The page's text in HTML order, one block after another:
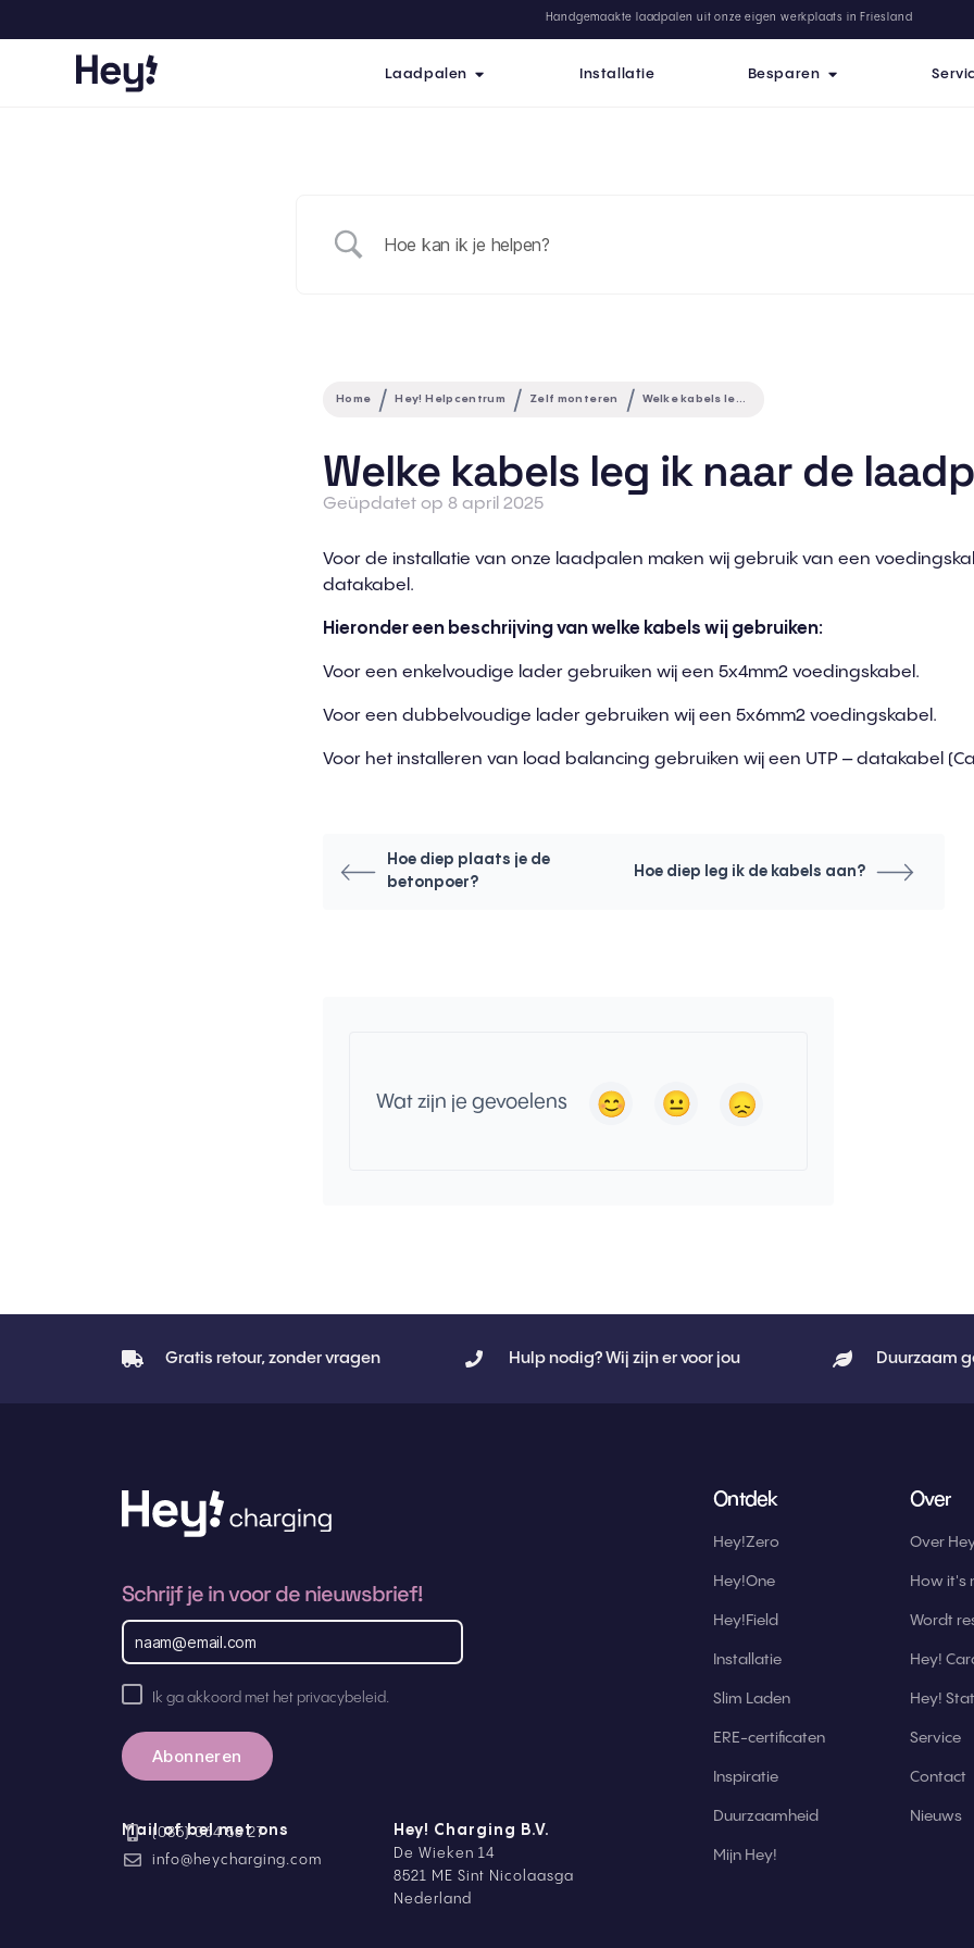
Handgemaakte laadpalen uit onze eigen werkplaats in Friesland
Laadpalen Installatie Besparen
Home Hey! Helpcentrum Zelf monteren Welke kabels leg ik naar de laadpaal?
Welke kabels leg ik naar de
Geüpdatet op 8 april 2025
Voor de installatie van onze laadpalen maken wij gebruik van een
datakabel.
Hieronder een beschrijving van welke kabels wij gebruiken:
Voor een enkelvoudige lader gebruiken wij een 5x4mm2 voedingskabel.
Voor een dubbelvoudige lader gebruiken wij een 5x6mm2 voedingskabel.
Voor het installeren van load balancing gebruiken wij een UTP – datakabel
Hoe diep plaats je de
betonpoer?
Hoe diep leg ik de kabels aan?
Wat zijn je gevoelens
Gratis retour, zonder vragen Hulp nodig? Wij zijn er voor jou Duurzaam
Schrijf je in voor de nieuwsbrief!
E
a
l
a
r
e
s
A
o
o
p
r
Ik ga akkoord met het privacybeleid.
Mail of bel met ons
(085) 064 58 27
info@heycharging.com
Hey! Charging B.V.
De Wieken 14
8521 ME Sint Nicolaasga
Nederland
Ontdek
Hey!Zero
Hey!One
Hey!Field
Installatie
Slim Laden
ERE-certificaten
Inspiratie
Duurzaamheid
Mijn Hey!
Over
Over
How it's
Wordt
Hey!
Hey!
Service
Contact
Nieuws